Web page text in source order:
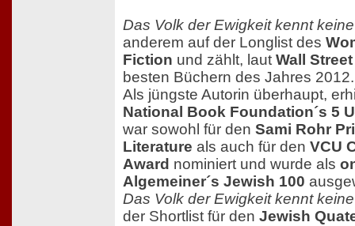
Das Volk der Ewigkeit kennt
anderem auf der Longlist des
Fiction und zählt, laut Wall
besten Büchern des Jahres 2012.
Als jüngste Autorin überhaupt,
National Book Foundation´s 5
war sowohl für den Sami Rohr
Literature als auch für den VCU
Award nominiert und wurde als
Algemeiner´s Jewish 100
Das Volk der Ewigkeit kennt
der Shortlist für den Jewish